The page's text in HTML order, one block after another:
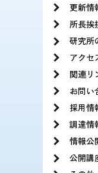
更新情
所長挨
研究所
アクセ
関連リ
お問い
採用情
調達情
情報公
公開講